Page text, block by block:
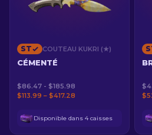
ST COUTEAU KUKRI (★)
CÉMENTÉ
$86.47 - $185.98
$113.99 – $417.28
Disponible dans 4 caisses